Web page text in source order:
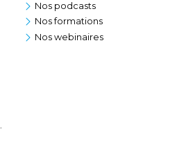
Nos podcasts
Nos formations
Nos webinaires